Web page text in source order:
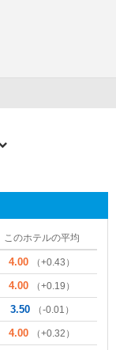
このホテルの平均
4.00 （+0.43）
4.00 （+0.19）
3.50 （-0.01）
4.00 （+0.32）